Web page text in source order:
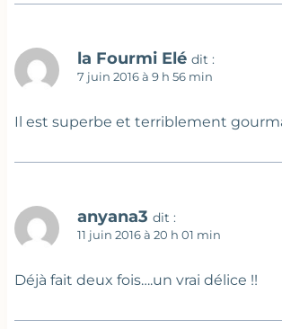
la Fourmi Elé dit :
7 juin 2016 à 9 h 56 min
Il est superbe et terriblement
anyana3 dit :
11 juin 2016 à 20 h 01 min
Déjà fait deux fois….un vrai délice !!